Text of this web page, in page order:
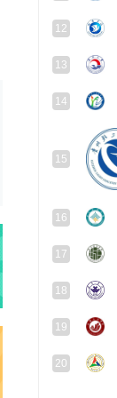
12
13
14
15
16
17
18
19
20